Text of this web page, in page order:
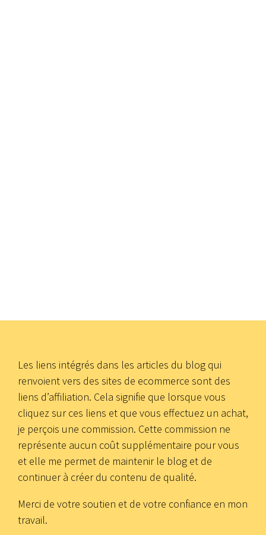
Les liens intégrés dans les articles du blog qui
renvoient vers des sites de ecommerce sont des
liens d’affiliation. Cela signifie que lorsque vous
cliquez sur ces liens et que vous effectuez un achat,
je perçois une commission. Cette commission ne
représente aucun coût supplémentaire pour vous
et elle me permet de maintenir le blog et de
continuer à créer du contenu de qualité.
Merci de votre soutien et de votre confiance en mon
travail.